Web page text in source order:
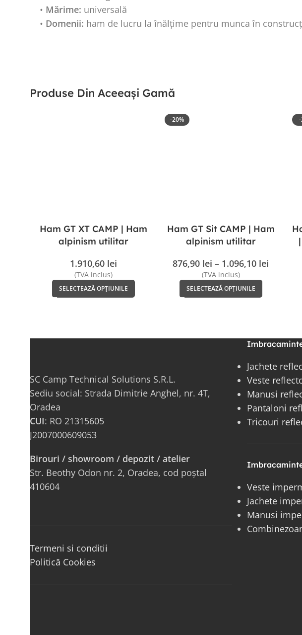
• Mărime: universală
• Domenii: ham de lucru la înălțime pentru munca în
Produse Din Aceeași Gamă
Ham GT XT CAMP | Ham
alpinism utilitar
1.910,60 lei
(TVA inclus)
SELECTEAZĂ OPȚIUNILE
-20%
Ham GT Sit CAMP | Ham
alpinism utilitar
876,90 lei – 1.096,10 lei
(TVA inclus)
SELECTEAZĂ OPȚIUNILE
SC Camp Technical Solutions S.R.L.
Sediu social: Strada Dimitrie Anghel, nr. 4T,
Oradea
CUI: RO 21315605
J2007000609053
Birouri / showroom / depozit / atelier
Str. Beothy Odon nr. 2, Oradea, cod poștal
410604
Termeni si conditii
Politică Cookies
Jachete
Veste
Manusi
Pantaloni
Tricouri
Veste
Jachete
Manusi